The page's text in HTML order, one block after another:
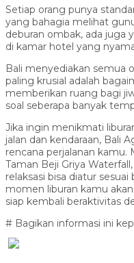
Setiap orang punya
yang bahagia melihat
deburan ombak, ada juga
di kamar hotel yang
Bali menyediakan semua
paling krusial adalah
memberikan ruang bagi
soal seberapa banyak
Jika ingin menikmati
jalan dan kendaraan, Bali
rencana perjalanan kamu.
Taman Beji Griya
relaksasi bisa diatur
momen liburan kamu
siap kembali beraktivitas
# Bagikan informasi ini